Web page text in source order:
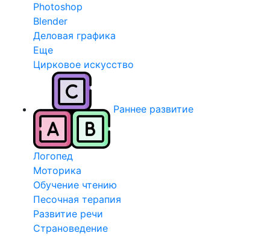
Photoshop
Blender
Деловая графика
Еще
Цирковое искусство
Раннее развитие
Логопед
Моторика
Обучение чтению
Песочная терапия
Развитие речи
Страноведение